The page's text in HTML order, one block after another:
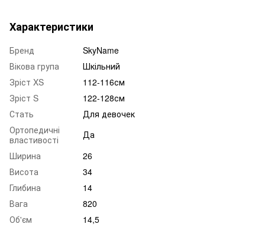
Характеристики
Бренд
SkyName
Вікова група
Шкільний
Зріст XS
112-116см
Зріст S
122-128см
Стать
Для девочек
Ортопедичні
властивості
Да
Ширина
26
Висота
34
Глибина
14
Вага
820
Об'єм
14,5